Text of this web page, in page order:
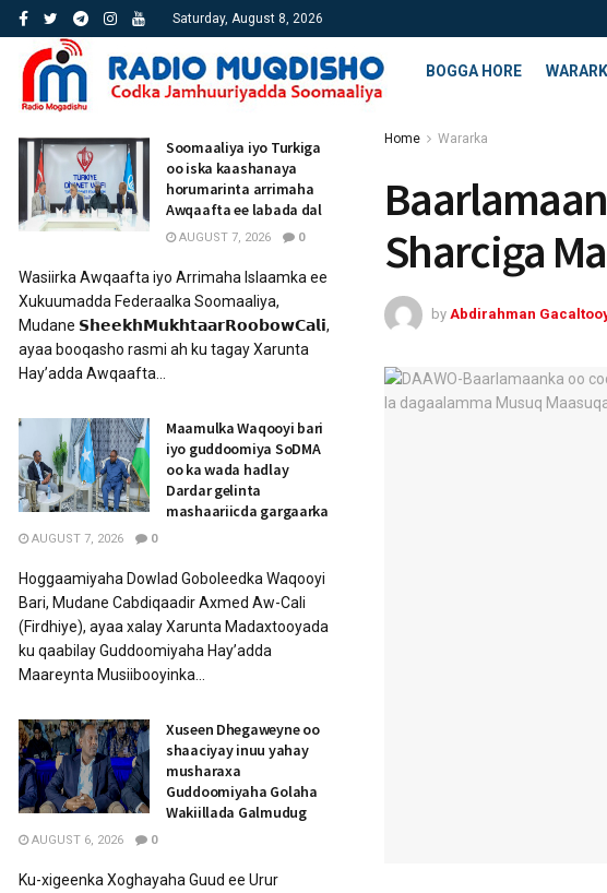
Saturday, August 8, 2026
BOGGA HORE
Home Wararka
Sharciga
by Abdirahman
Soomaaliya iyo Turkiga
oo iska kaashanaya
horumarinta arrimaha
Awqaafta ee labada dal
AUGUST 7, 2026 0
Wasiirka Awqaafta iyo Arrimaha Islaamka ee
Xukuumadda Federaalka Soomaaliya,
Mudane 𝗦𝗵𝗲𝗲𝗸𝗵𝗠𝘂𝗸𝗵𝘁𝗮𝗮𝗿𝗥𝗼𝗼𝗯𝗼𝘄𝗖𝗮𝗹𝗶,
ayaa booqasho rasmi ah ku tagay Xarunta
Hay’adda Awqaafta...
Maamulka Waqooyi bari
iyo guddoomiya SoDMA
oo ka wada hadlay
Dardar gelinta
mashaariicda gargaarka
AUGUST 7, 2026 0
Hoggaamiyaha Dowlad Goboleedka Waqooyi
Bari, Mudane Cabdiqaadir Axmed Aw-Cali
(Firdhiye), ayaa xalay Xarunta Madaxtooyada
ku qaabilay Guddoomiyaha Hay’adda
Maareynta Musiibooyinka...
Xuseen Dhegaweyne oo
shaaciyay inuu yahay
musharaxa
Guddoomiyaha Golaha
Wakiillada Galmudug
AUGUST 6, 2026 0
Ku-xigeenka Xoghayaha Guud ee Urur